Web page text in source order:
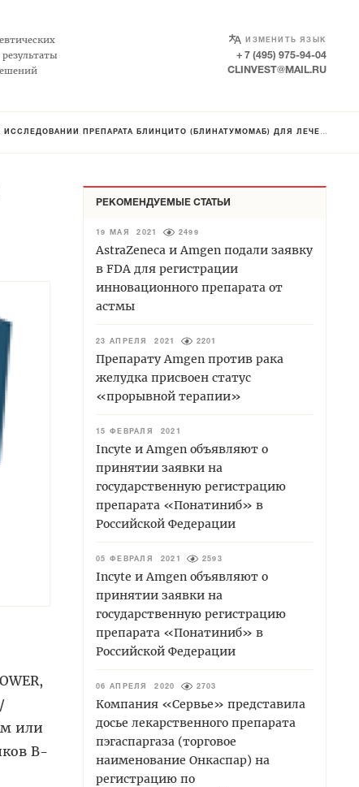
ИЗМЕНИТЬ ЯЗЫК
SELECT LANGUAGE
+ 7 (495) 975-94-04
CLINVEST@MAIL.RU
ПРЕПАРАТА БЛИНЦИТО (БЛИНАТУМОМАБ) ДЛЯ ЛЕЧЕНИЯ ЛЕЙКОЗА
или
B-
РЕКОМЕНДУЕМЫЕ СТАТЬИ
19 МАЯ 2021 2499
AstraZeneca и Amgen подали заявку
в FDA для регистрации
инновационного препарата от
астмы
23 АПРЕЛЯ 2021 2201
Препарату Amgen против рака
желудка присвоен статус
«прорывной терапии»
15 ФЕВРАЛЯ 2021
Incyte и Amgen объявляют о
принятии заявки на
государственную регистрацию
препарата «Понатиниб» в
Российской Федерации
05 ФЕВРАЛЯ 2021 2593
Incyte и Amgen объявляют о
принятии заявки на
государственную регистрацию
препарата «Понатиниб» в
Российской Федерации
06 АПРЕЛЯ 2020 2703
Компания «Сервье» представила
досье лекарственного препарата
пэгаспаргаза (торговое
наименование Онкаспар) на
регистрацию по